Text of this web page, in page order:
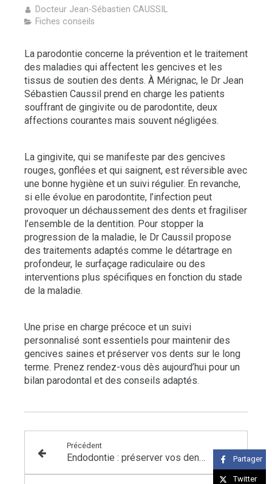
Docteur Jean-Sébastien CAUSSIL
Fiches conseils
La parodontie concerne la prévention et le traitement
des maladies qui affectent les gencives et les
tissus de soutien des dents. À Mérignac, le Dr Jean
Sébastien Caussil prend en charge les patients
souffrant de gingivite ou de parodontite, deux
affections courantes mais souvent négligées.
La gingivite, qui se manifeste par des gencives
rouges, gonflées et qui saignent, est réversible avec
une bonne hygiène et un suivi régulier. En revanche,
si elle évolue en parodontite, l’infection peut
provoquer un déchaussement des dents et fragiliser
l’ensemble de la dentition. Pour stopper la
progression de la maladie, le Dr Caussil propose
des traitements adaptés comme le détartrage en
profondeur, le surfaçage radiculaire ou des
interventions plus spécifiques en fonction du stade
de la maladie.
Une prise en charge précoce et un suivi
personnalisé sont essentiels pour maintenir des
gencives saines et préserver vos dents sur le long
terme. Prenez rendez-vous dès aujourd’hui pour un
bilan parodontal et des conseils adaptés.
Précédent
Endodontie : préserver vos dents naturelles grâce à des soins spécialisés Partager
Twitter